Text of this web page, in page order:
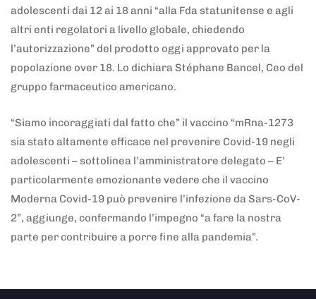
adolescenti dai 12 ai 18 anni “alla Fda statunitense e agli
altri enti regolatori a livello globale, chiedendo
l’autorizzazione” del prodotto oggi approvato per la
popolazione over 18. Lo dichiara Stéphane Bancel, Ceo del
gruppo farmaceutico americano.
“Siamo incoraggiati dal fatto che” il vaccino “mRna-1273
sia stato altamente efficace nel prevenire Covid-19 negli
adolescenti – sottolinea l’amministratore delegato – E’
particolarmente emozionante vedere che il vaccino
Moderna Covid-19 può prevenire l’infezione da Sars-CoV-
2”, aggiunge, confermando l’impegno “a fare la nostra
parte per contribuire a porre fine alla pandemia”.